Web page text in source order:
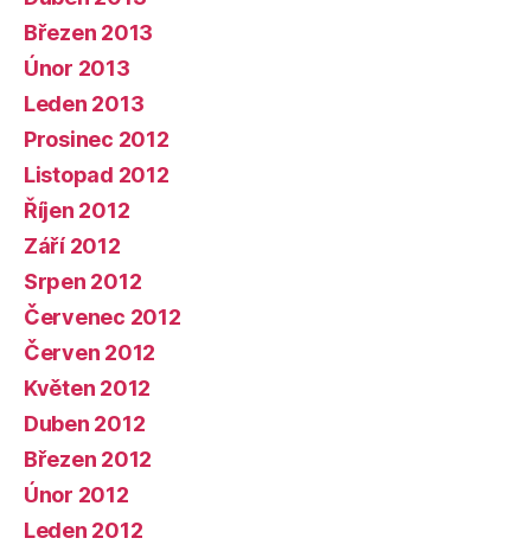
Březen 2013
Únor 2013
Leden 2013
Prosinec 2012
Listopad 2012
Říjen 2012
Září 2012
Srpen 2012
Červenec 2012
Červen 2012
Květen 2012
Duben 2012
Březen 2012
Únor 2012
Leden 2012